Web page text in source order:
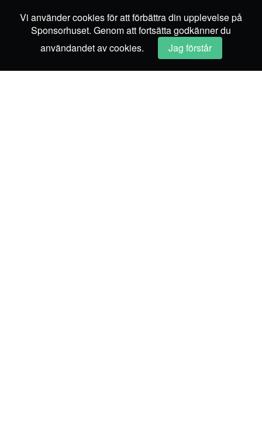
Vi använder cookies för att förbättra din upplevelse på
Sponsorhuset. Genom att fortsätta godkänner du
användandet av cookies.
Jag förstår